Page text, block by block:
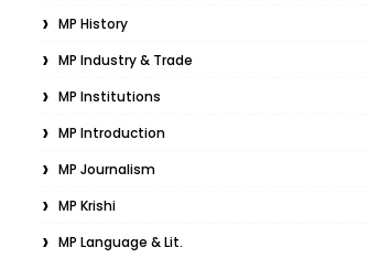
MP History
MP Industry & Trade
MP Institutions
MP Introduction
MP Journalism
MP Krishi
MP Language & Lit.